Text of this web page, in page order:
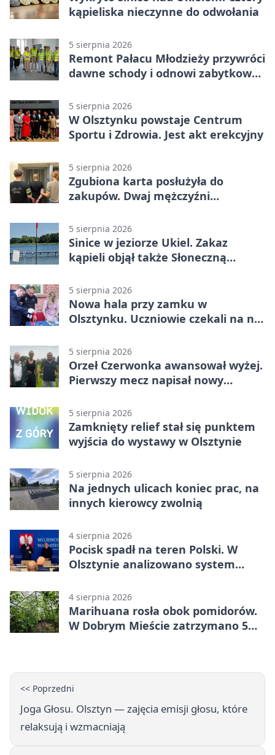
kąpieliska nieczynne do odwołania
5 sierpnia 2026
Remont Pałacu Młodzieży przywróci
dawne schody i odnowi zabytkowy
5 sierpnia 2026
W Olsztynku powstaje Centrum
Sportu i Zdrowia. Jest akt erekcyjny
5 sierpnia 2026
Zgubiona karta posłużyła do
zakupów. Dwaj mężczyźni
5 sierpnia 2026
Sinice w jeziorze Ukiel. Zakaz
kąpieli objął także Słoneczną
5 sierpnia 2026
Nowa hala przy zamku w
Olsztynku. Uczniowie czekali na nią
5 sierpnia 2026
Orzeł Czerwonka awansował wyżej.
Pierwszy mecz napisał nowy
5 sierpnia 2026
Zamknięty relief stał się punktem
wyjścia do wystawy w Olsztynie
5 sierpnia 2026
Na jednych ulicach koniec prac, na
innych kierowcy zwolnią
4 sierpnia 2026
Pocisk spadł na teren Polski. W
Olsztynie analizowano system
4 sierpnia 2026
Marihuana rosła obok pomidorów.
W Dobrym Mieście zatrzymano 5
<< Poprzedni
Joga Głosu. Olsztyn — zajęcia emisji głosu, które
relaksują i wzmacniają